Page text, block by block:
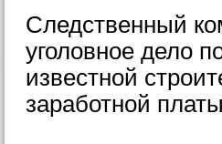
Следственный
уголовное дело
известной
заработной